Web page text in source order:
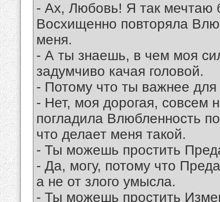
- Ах, Любовь! Я так мечтаю
Восхищенно повторяла
меня.
- А ты знаешь, в чем моя
задумчиво качая головой.
- Потому что ты важнее
- Нет, моя дорогая, совсем
погладила Влюбленность
что делает меня такой.
- Ты можешь простить
- Да, могу, потому что
а не от злого умысла.
- Ты можешь простить